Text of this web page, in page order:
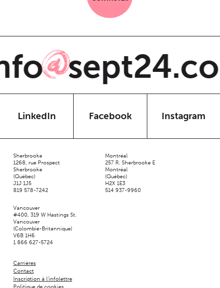
@
LinkedIn Facebook Instagram
Sherbrooke
1268, rue Prospect
Sherbrooke
(Québec)
J1J 1J5
819 578-7242
Montréal
257 R. Sherbrooke E
Montréal
(Québec)
H2X 1E3
514 937-9960
Vancouver
#400, 319 W Hastings St.
Vancouver
(Colombie-Britannique)
V6B 1H6
1 866 627-5724
Carrières
Contact
Inscription à l’infolettre
Politique de cookies